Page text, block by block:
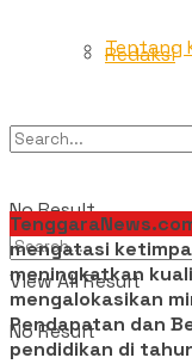
Redaksi
Tentang
No Result
Tentang
No Result
View All Result
mengatasi
meningkatkan
mengalokasikan
Pendapatan dan
pendidikan di